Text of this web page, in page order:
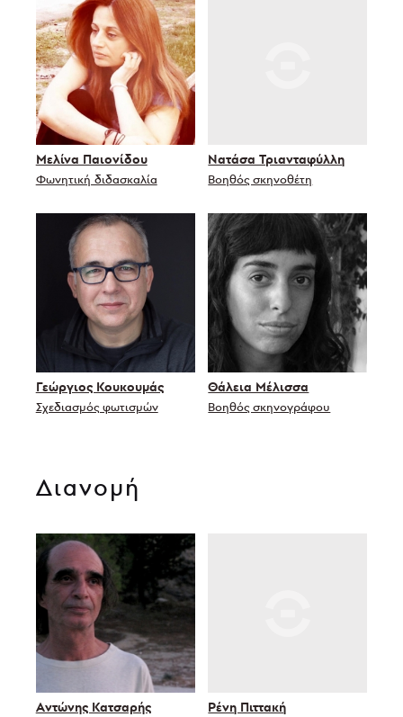
Μελίνα Παιονίδου
Φωνητική διδασκαλία
Νατάσα Τριανταφύλλη
Βοηθός σκηνοθέτη
Γεώργιος Κουκουμάς
Σχεδιασμός φωτισμών
Θάλεια Μέλισσα
Βοηθός σκηνογράφου
Διανομή
Αντώνης Κατσαρής Ρένη Πιττακή